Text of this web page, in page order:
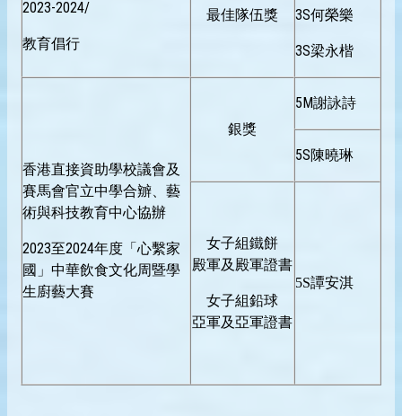
2023-2024/
教育倡行
最佳隊伍獎 3S何榮樂
3S梁永楷
香港直接資助學校議會及
賽馬會官立中學合辧、藝
術與科技教育中心協辦
2023至2024年度「心繫家
國」中華飲食文化周暨學
生廚藝大賽
銀獎
5M謝詠詩
5S陳曉琳
女子組鐵餅
殿軍及殿軍證書
女子組鉛球
亞軍及亞軍證書
5S譚安淇